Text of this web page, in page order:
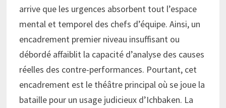
arrive que les urgences absorbent tout l’espace
mental et temporel des chefs d’équipe. Ainsi, un
encadrement premier niveau insuffisant ou
débordé affaiblit la capacité d’analyse des causes
réelles des contre-performances. Pourtant, cet
encadrement est le théâtre principal où se joue la
bataille pour un usage judicieux d’Ichbaken. La